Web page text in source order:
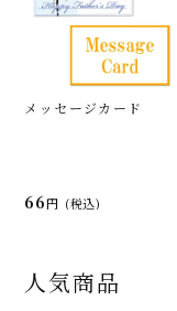
メッセージカード
66 (税込)
人気商品